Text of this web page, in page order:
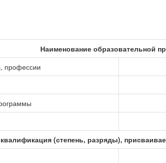
Наименование образовательной
профессии
(степень, разряды),